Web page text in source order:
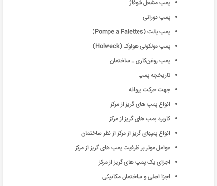
پمپ مشعل شوفاژ
پمپ دورانی
پمپ پالت (Pompe a Palettes)
پمپ مولکولی هولوک (Holweck)
پمپ‌ روغن‌کاری ـ ساختمان
تاریخچه پمپ
جهت حرکت پروانه
انواع پمپ های گریز از مرکز
کاربرد پمپ های گریز از مرکز
انواع پمپهای گریز از مرکز از نظر ساختمان
عوامل موثر بر ظرفیت پمپ های گریز از مرکز
اجزای یک پمپ های گریز از مرکز
اجزا اصلی و ساختمان مکانیکی